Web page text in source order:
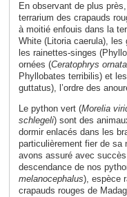
En observant de plus
terrarium des crapauds
à moitié enfouis dans la
White (Litoria caerula), les
les rainettes-singes
ornées (Ceratophrys ornata
Phyllobates terribilis) et
guttatus), l’ordre des
Le python vert (Morelia
schlegeli) sont des
dormir enlacés dans les
particulièrement fier de sa
avons assuré avec
descendance de nos
melanocephalus), espèce
crapauds rouges de